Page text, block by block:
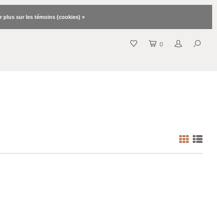
0
plus sur les témoins (cookies) »